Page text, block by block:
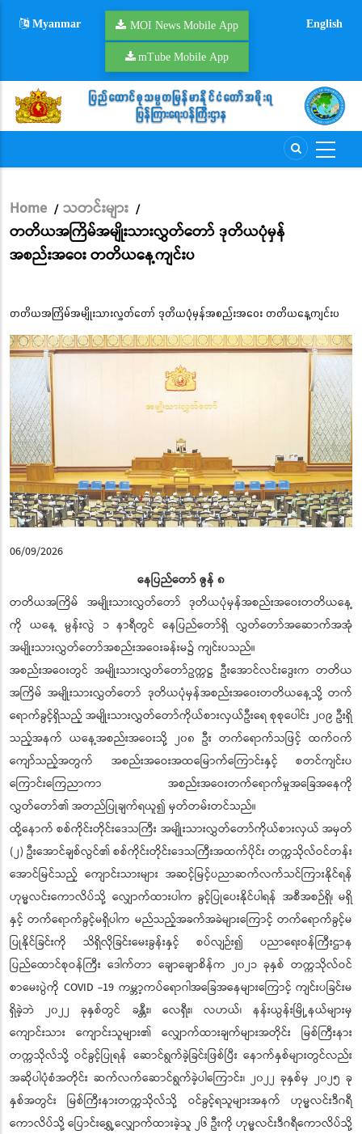
Myanmar MOI News Mobile App
mTube Mobile App
English
Breadcrumb
Home / သတင်းများ /
တတိယအကြိမ်အမျိုးသားလွှတ်တော် ဒုတိယပုံမှန်
အစည်းအဝေး တတိယနေ့ကျင်းပ
တတိယအကြိမ်အမျိုးသားလွှတ်တော် ဒုတိယပုံမှန်အစည်းအဝေး တတိယနေ့ကျင်းပ
06/09/2026
နေပြည်တော် ဇွန် ၈
တတိယအကြိမ် အမျိုးသားလွှတ်တော် ဒုတိယပုံမှန်အစည်းအဝေးတတိယနေ့
ကို ယနေ့ မွန်းလွဲ ၁ နာရီတွင် နေပြည်တော်ရှိ လွှတ်တော်အဆောက်အအုံ
အမျိုးသားလွှတ်တော်အစည်းအဝေးခန်းမ၌ ကျင်းပသည်။
အစည်းအဝေးတွင် အမျိုးသားလွှတ်တော်ဥက္ကဋ္ဌ ဦးအောင်လင်းဒွေးက တတိယ
အကြိမ် အမျိုးသားလွှတ်တော် ဒုတိယပုံမှန်အစည်းအဝေးတတိယနေ့သို့ တက်
ရောက်ခွင့်ရှိသည့် အမျိုးသားလွှတ်တော်ကိုယ်စားလှယ်ဦးရေ စုစုပေါင်း ၂၀၉ ဦးရှိ
သည့်အနက် ယနေ့အစည်းအဝေးသို့ ၂၀၈ ဦး တက်ရောက်သဖြင့် ထက်ဝက်
ကျော်သည့်အတွက် အစည်းအဝေးအထမြောက်ကြောင်းနှင့် စတင်ကျင်းပ
ကြောင်းကြေညာကာ အစည်းအဝေးတက်ရောက်မှုအခြေအနေကို
လွှတ်တော်၏ အတည်ပြုချက်ရယူ၍ မှတ်တမ်းတင်သည်။
ထို့နောက် စစ်ကိုင်းတိုင်းဒေသကြီး အမျိုးသားလွှတ်တော်ကိုယ်စားလှယ် အမှတ်
(၂) ဦးအောင်ချစ်လွင်၏ စစ်ကိုင်းတိုင်းဒေသကြီးအထက်ပိုင်း တက္ကသိုလ်ဝင်တန်း
အောင်မြင်သည့် ကျောင်းသားများ အဆင့်မြင့်ပညာဆက်လက်သင်ကြားနိုင်ရန်
ဟုမ္မလင်းကောလိပ်သို့ လျှောက်ထားပါက ခွင့်ပြုပေးနိုင်ပါရန် အစီအစဉ်ရှိ၊ မရှိ
နှင့် တက်ရောက်ခွင့်မရှိပါက မည်သည့်အခက်အခဲများကြောင့် တက်ရောက်ခွင့်မ
ပြုနိုင်ခြင်းကို သိရှိလိုခြင်းမေးခွန်းနှင့် စပ်လျဉ်း၍ ပညာရေးဝန်ကြီးဌာန
ပြည်ထောင်စုဝန်ကြီး ဒေါက်တာ ချောချောစိန်က ၂၀၂၁ ခုနှစ် တက္ကသိုလ်ဝင်
စာမေးပွဲကို COVID -19 ကမ္ဘာ့ကပ်ရောဂါအခြေအနေများကြောင့် ကျင်းပခြင်းမ
ရှိခဲ့ဘဲ ၂၀၂၂ ခုနှစ်တွင် ခန္တီး၊ လေရှီး၊ လဟယ်၊ နန်းယွန်းမြို့နယ်များမှ
ကျောင်းသား ကျောင်းသူများ၏ လျှောက်ထားချက်များအတိုင်း မြစ်ကြီးနား
တက္ကသိုလ်သို့ ဝင်ခွင့်ပြုရန် ဆောင်ရွက်ခဲ့ခြင်းဖြစ်ပြီး နောက်နှစ်များတွင်လည်း
အဆိုပါပုံစံအတိုင်း ဆက်လက်ဆောင်ရွက်ခဲ့ပါကြောင်း၊ ၂၀၂၂ ခုနှစ်မှ ၂၀၂၅ ခု
နှစ်အတွင်း မြစ်ကြီးနားတက္ကသိုလ်သို့ ဝင်ခွင့်ရသူများအနက် ဟုမ္မလင်းဒီဂရီ
ကောလိပ်သို့ ပြောင်းရွှေ့လျှောက်ထားခဲ့သူ ၂၆ ဦးကို ဟုမ္မလင်းဒီဂရီကောလိပ်သို့